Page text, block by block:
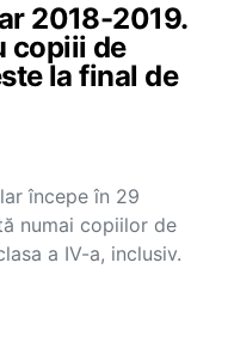
2018-2019.
copiii de
la final de
începe în 29
numai copiilor de
a IV-a, inclusiv.